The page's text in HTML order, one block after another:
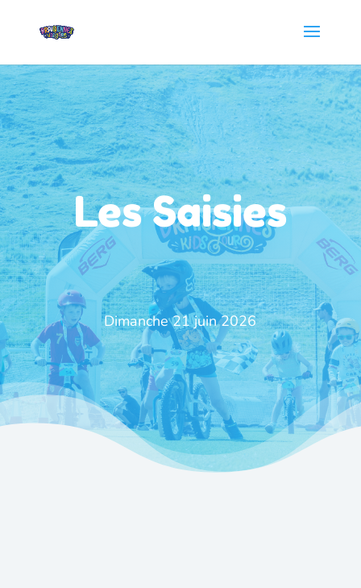
Les Saisies
Dimanche 21 juin 2026